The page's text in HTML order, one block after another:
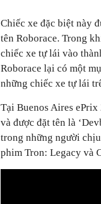
Chiếc xe đặc biệt này
tên Roborace. Trong
chiếc xe tự lái vào
Roborace lại có một
những chiếc xe tự lái
Tại Buenos Aires
và được đặt tên là
trong những người
phim Tron: Legacy và